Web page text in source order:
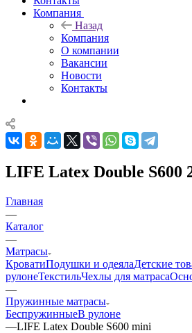
Компания
Назад
Компания
О компании
Вакансии
Новости
Контакты
LIFE Latex Double S600
Главная
—
Каталог
—
Матрасы
КроватиПодушки и одеялаДетские
рулонеТекстильЧехлы для матраса
—
Пружинные матрасы
БеспружинныеВ рулоне
—LIFE Latex Double S600 mini